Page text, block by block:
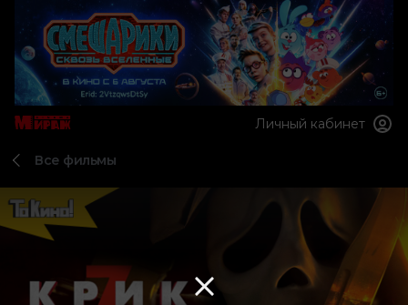
Личный кабинет
Все фильмы